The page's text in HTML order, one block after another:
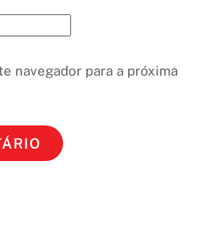
navegador para a próxima